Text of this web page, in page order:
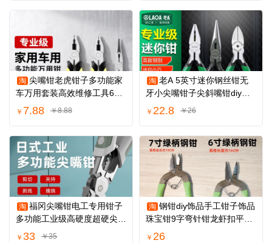
淘 尖嘴钳老虎钳子多功能家
车万用套装高效维修工具6寸
8寸省力铁夹钳
￥ 7.88 ￥8.88
淘 老A 5英寸迷你钢丝钳无
牙小尖嘴钳子尖斜嘴钳diy饰
品珠宝手工工具
￥ 22.8 ￥26
淘 福冈尖嘴钳电工专用钳子
多功能工业级高硬度超硬尖头
钳工具大全
￥ 33 ￥35
淘 钢钳diy饰品手工钳子饰品
珠宝钳9字弯针钳龙虾扣平口
尖嘴钳子耐用
￥ 26